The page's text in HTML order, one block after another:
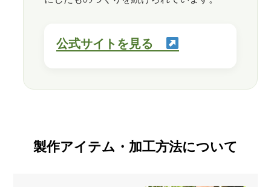
公式サイトを見る
製作アイテム・加工方法について